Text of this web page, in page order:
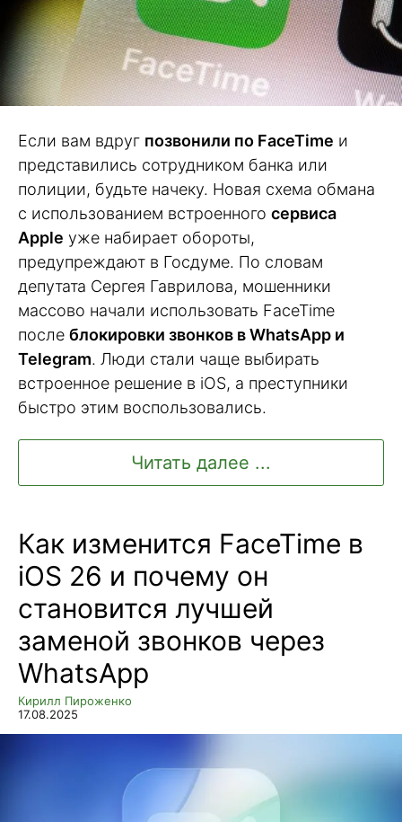
Если вам вдруг позвонили по FaceTime и
представились сотрудником банка или
полиции, будьте начеку. Новая схема обмана
с использованием встроенного сервиса
Apple уже набирает обороты,
предупреждают в Госдуме. По словам
депутата Сергея Гаврилова, мошенники
массово начали использовать FaceTime
после блокировки звонков в WhatsApp и
Telegram. Люди стали чаще выбирать
встроенное решение в iOS, а преступники
быстро этим воспользовались.
Читать далее ...
Как изменится FaceTime в
iOS 26 и почему он
становится лучшей
заменой звонков через
WhatsApp
Кирилл Пироженко
17.08.2025